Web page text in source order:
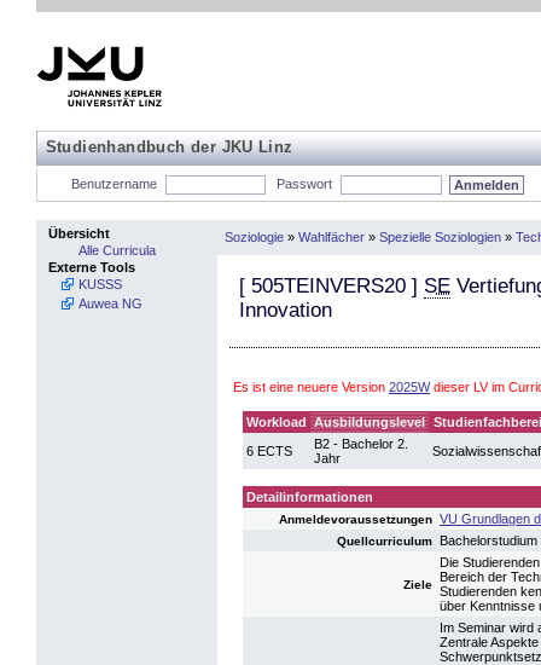
Studienhandbuch der JKU Linz
Benutzername Passwort
Übersicht
Alle Curricula
Externe Tools
KUSSS
Auwea NG
Soziologie » Wahlfächer » Spezielle Soziologien »
[ 505TEINVERS20 ] SE
Innovation
Es ist eine neuere Version 2025Wdieser LV im
Workload Ausbildungslevel
6 ECTS
B2 - Bachelor 2.
Jahr
Detailinformationen
Anmeldevoraussetzungen VU Grundlagen
Quellcurriculum
Ziele
Die
Bereich der
Studierenden
über Kenntnisse
Im Seminar wird
Zentrale